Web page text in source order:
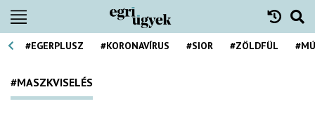
#EGERPLUSZ #KORONAVÍRUS #SIOR #ZÖLDFÜL
#MASZKVISELÉS